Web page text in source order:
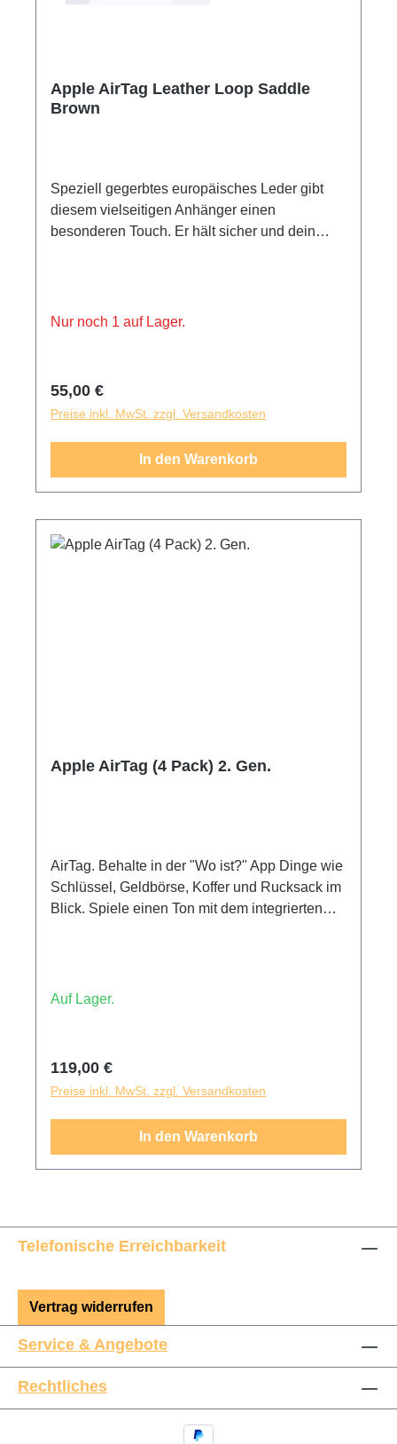
Apple AirTag Leather Loop Saddle
Brown
Speziell gegerbtes europäisches Leder gibt
diesem vielseitigen Anhänger einen
besonderen Touch. Er hält sicher und dein
erworben werden.
Nur noch 1 auf Lager.
Regulärer Preis:
55,00 €
Preise inkl. MwSt. zzgl. Versandkosten
In den Warenkorb
Apple AirTag (4 Pack) 2. Gen.
AirTag. Behalte in der "Wo ist?" App Dinge wie
Schlüssel, Geldbörse, Koffer und Rucksack im
Blick. Spiele einen Ton mit dem integrierten
direkt zu deinem AirTag in der Nähe führen. Ist
damit die Privatsphäre geschützt bleibt.
Lieferumfang: 1x AirTag mit installierter
CR2032 Knopfzellenbatterie, Dokumentation.
Auf Lager.
Regulärer Preis:
119,00 €
Preise inkl. MwSt. zzgl. Versandkosten
In den Warenkorb
Telefonische Erreichbarkeit
Vertrag widerrufen
Service & Angebote
Rechtliches